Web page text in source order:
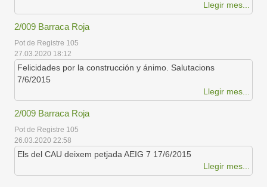
Llegir mes...
2/009 Barraca Roja
Pot de Registre 105
27.03.2020 18:12
Felicidades por la construcción y ánimo. Salutacions
7/6/2015
Llegir mes...
2/009 Barraca Roja
Pot de Registre 105
26.03.2020 22:58
Els del CAU deixem petjada AEIG 7 17/6/2015
Llegir mes...